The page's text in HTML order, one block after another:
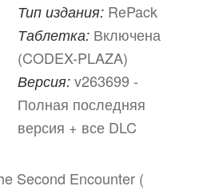
Тип издания: RePack
Таблетка: Включена
(CODEX-PLAZA)
Версия: v263699 -
Полная последняя
версия + все DLC
Second Encounter (​